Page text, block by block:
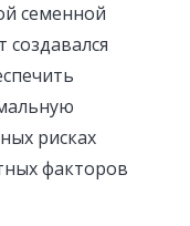
семенной
создавался
рисках
факторов